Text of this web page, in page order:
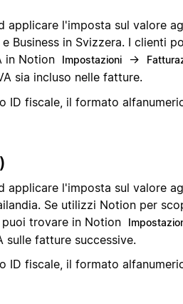
applicare l'imposta sul valore
Business in Svizzera. I clienti
in Notion
Impostazioni →
sia incluso nelle fatture.
ID fiscale, il formato
applicare l'imposta sul valore
Se utilizzi Notion per
trovare in Notion
sulle fatture successive.
ID fiscale, il formato